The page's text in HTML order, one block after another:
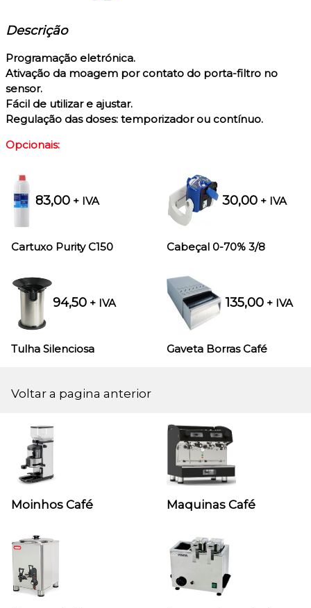
Descrição
Programação eletrónica.
Ativação da moagem por contato do porta-filtro no
sensor.
Fácil de utilizar e ajustar.
Regulação das doses: temporizador ou contínuo.
Opcionais:
83,00 + IVA
Cartuxo Purity C150
30,00+ IVA
Cabeçal 0-70% 3/8
94,50 + IVA
Tulha Silenciosa
135,00+ IVA
Gaveta Borras Café
Voltar a pagina anterior
Moinhos Café Maquinas Café